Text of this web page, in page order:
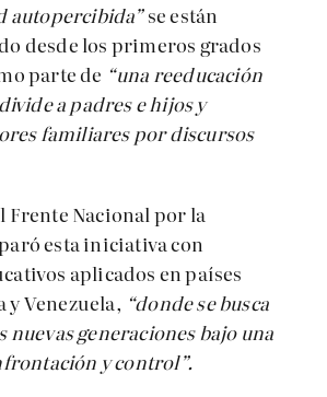
autopercibida”se están
desde los primeros grados
parte de “una reeducación
a padres e hijos y
familiares por discursos
Frente Nacional por la
esta iniciativa con
aplicados en países
y Venezuela, “donde se busca
nuevas generaciones bajo una
y control”.